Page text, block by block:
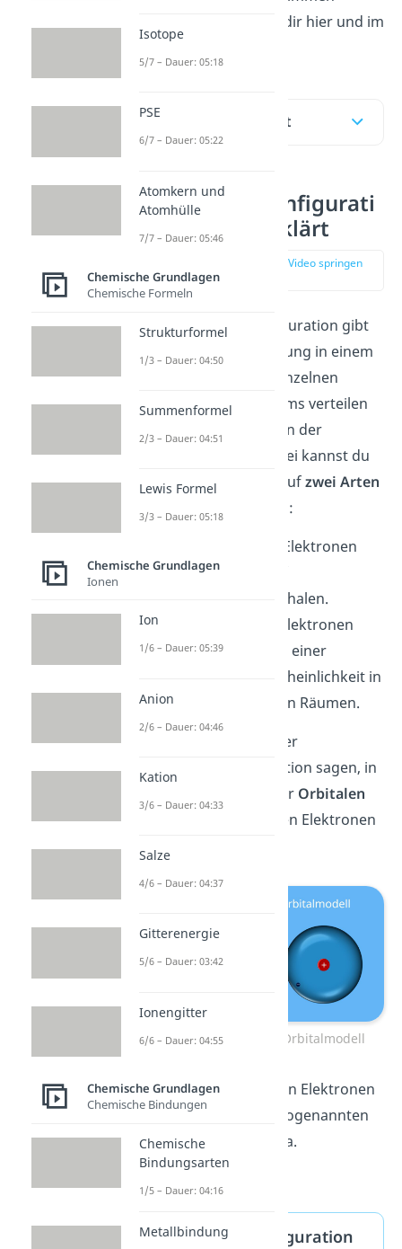
kannst, erklären wir dir hier und im
Video.
Inhaltsübersicht
Elektronenkonfigurati
on einfach erklärt
zur Stelle im Video springen
Die Elektronenkonfiguration gibt
die Elektronenverteilung in einem
Atom an. Denn die einzelnen
Elektronen eines Atoms verteilen
sich unterschiedlich in der
Elektronenhülle. Dabei kannst du
die Elektronenhülle aufzwei Arten
genauer beschreiben:
: Elektronen
bewegen sich auf
verschiedenen Schalen.
: Elektronen
bewegen sich mit einer
gewissen Wahrscheinlichkeit in
dreidimensionalen Räumen.
Du kannst also mit der
Elektronenkonfiguration sagen, in
oder Orbitalen
sich die verschiedenen Elektronen
befinden.
Schalenmodell und Orbitalmodell
Die Besetzung mit den Elektronen
findest du in einem sogenannten
Energieniveauschema.
Elektronenkonfiguration
Isotope
5/7 – Dauer: 05:18
PSE
6/7 – Dauer: 05:22
Atomkern und
Atomhülle
7/7 – Dauer: 05:46
Chemische Grundlagen
Chemische Formeln
Strukturformel
1/3 – Dauer: 04:50
Summenformel
2/3 – Dauer: 04:51
Lewis Formel
3/3 – Dauer: 05:18
Chemische Grundlagen
Ionen
Ion
1/6 – Dauer: 05:39
Anion
2/6 – Dauer: 04:46
Kation
3/6 – Dauer: 04:33
Salze
4/6 – Dauer: 04:37
Gitterenergie
5/6 – Dauer: 03:42
Ionengitter
6/6 – Dauer: 04:55
Chemische Grundlagen
Chemische Bindungen
Chemische
Bindungsarten
1/5 – Dauer: 04:16
Metallbindung